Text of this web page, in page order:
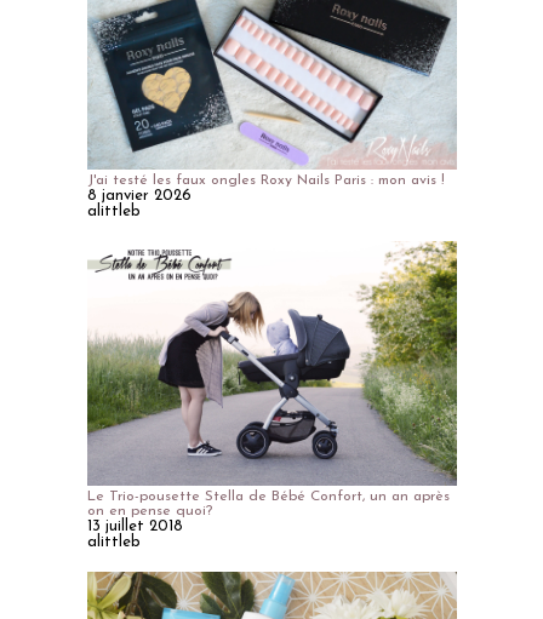
J'ai testé les faux ongles Roxy Nails Paris : mon avis !
8 janvier 2026
alittleb
Le Trio-pousette Stella de Bébé Confort, un an après
on en pense quoi?
13 juillet 2018
alittleb